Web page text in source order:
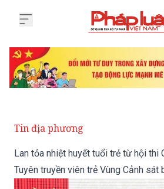
Tin địa phương
Lan tỏa nhiệt huyết tuổi trẻ từ hội thi
Tuyên truyền viên trẻ Vùng Cảnh sát